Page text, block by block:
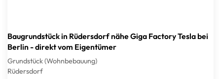
Baugrundstück in Rüdersdorf nähe Giga Factory Tesla bei
Berlin - direkt vom Eigentümer
Grundstück (Wohnbebauung)
Rüdersdorf